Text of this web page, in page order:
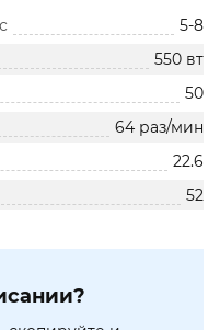
5-8
550 вт
50
64 раз/мин
22.6
52